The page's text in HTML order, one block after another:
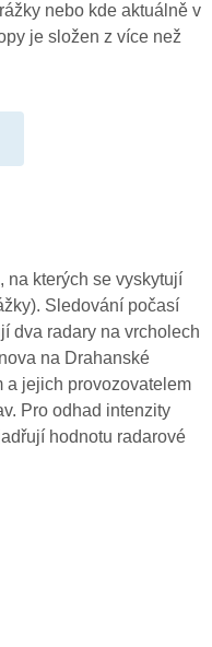
nebo kde aktuálně v
je složen z více než
na kterých se vyskytují
Sledování počasí
dva radary na vrcholech
na Drahanské
a jejich provozovatelem
Pro odhad intenzity
hodnotu radarové